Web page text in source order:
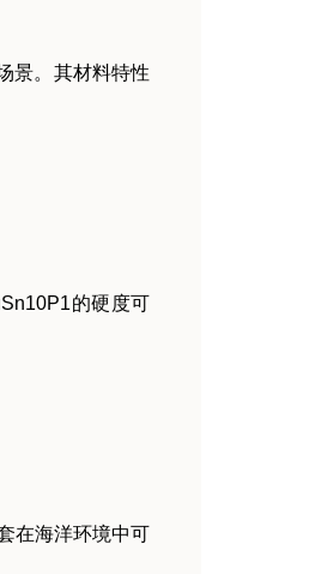
景。其材料特性
的硬度可
在海洋环境中可